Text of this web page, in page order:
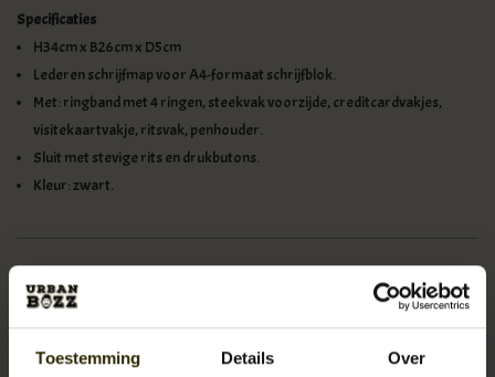
Toestemming Details Over
Specificaties
H34cm x B26cm x D5cm
Lederen schrijfmap voor A4-formaat schrijfblok.
Met: ringband met 4 ringen, steekvak voorzijde, creditcardvakjes,
visitekaartvakje, ritsvak, penhouder.
Sluit met stevige rits en drukbutons.
Kleur: zwart.
Functioneel, opvallend en met gevoel voor stijl. Orange Fire maakt
unieke laptop- en tablettassen met een vurig oranje voering als
eyecatcher.